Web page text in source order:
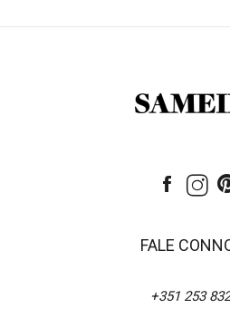
FALE
+351 253